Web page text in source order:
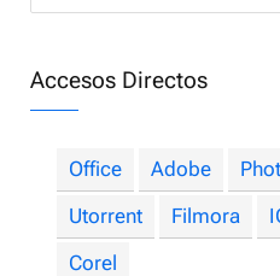
Accesos Directos
Office Adobe
Utorrent
Filmora
Corel